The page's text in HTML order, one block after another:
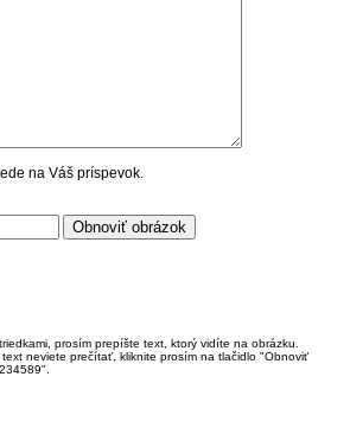
na Váš príspevok.
prosím prepíšte text, ktorý vidíte na obrázku.
neviete prečítať, kliknite prosím na tlačidlo "Obnoviť